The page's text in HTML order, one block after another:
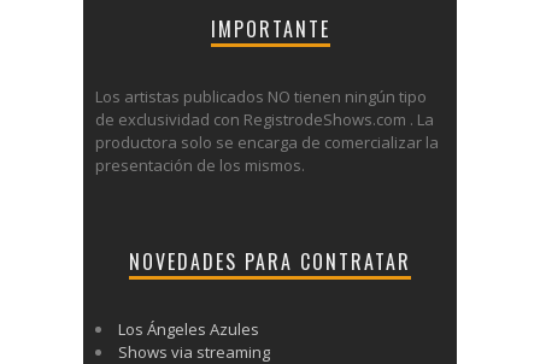
IMPORTANTE
Los artistas publicados NO tienen ningún tipo
de exclusividad con RegistrodeShows.com . La
productora solo se encarga de comercializar la
presentación de los mismos.
NOVEDADES PARA CONTRATAR
Los Ángeles Azules
Shows via streaming